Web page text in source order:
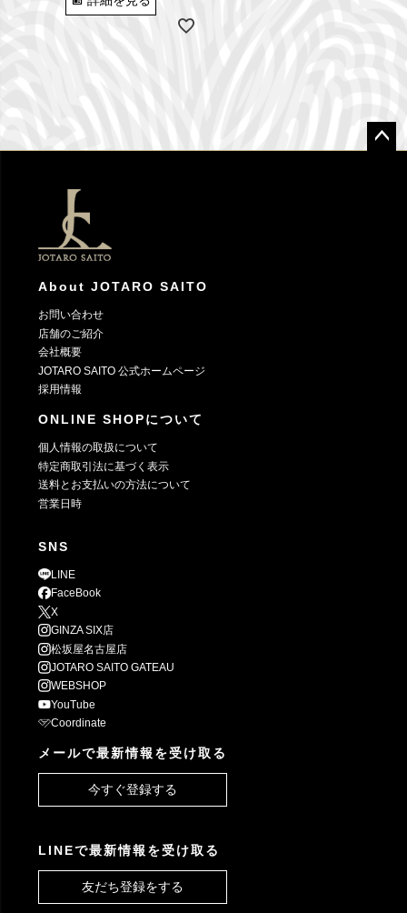
About JOTARO SAITO
お問い合わせ
店舗のご紹介
会社概要
JOTARO SAITO 公式ホームページ
採用情報
ONLINE SHOPについて
個人情報の取扱について
特定商取引法に基づく表示
送料とお支払いの方法について
営業日時
SNS
LINE
FaceBook
X
GINZA SIX店
松坂屋名古屋店
JOTARO SAITO GATEAU
WEBSHOP
YouTube
Coordinate
メールで最新情報を受け取る
今すぐ登録する
LINEで最新情報を受け取る
友だち登録をする